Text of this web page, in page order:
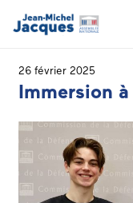
26 février 2025
Immersion